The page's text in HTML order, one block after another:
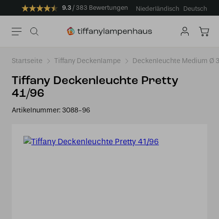
9.3 383 Bewertungen Niederländisch Deutsch
Startseite Tiffany Deckenlampe Deckenleuchte Medium Ø
Tiffany Deckenleuchte Pretty
41/96
Artikelnummer: 3088-96